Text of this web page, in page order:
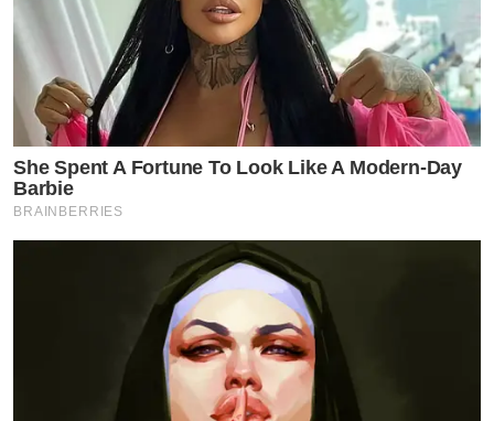
She Spent A Fortune To Look Like A Modern-Day
Barbie
BRAINBERRIES